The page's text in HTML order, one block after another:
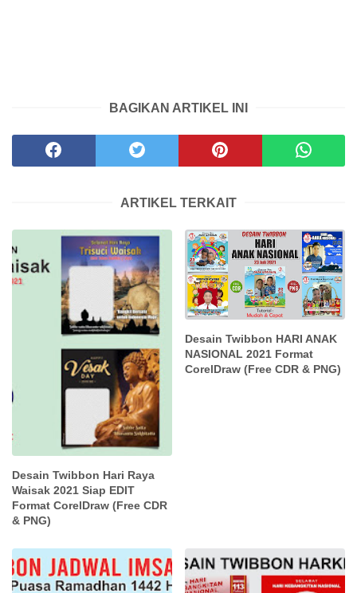
BAGIKAN ARTIKEL INI
ARTIKEL TERKAIT
Desain Twibbon Hari Raya
Waisak 2021 Siap EDIT
Format CorelDraw (Free CDR
& PNG)
Desain Twibbon HARI ANAK
NASIONAL 2021 Format
CorelDraw (Free CDR & PNG)